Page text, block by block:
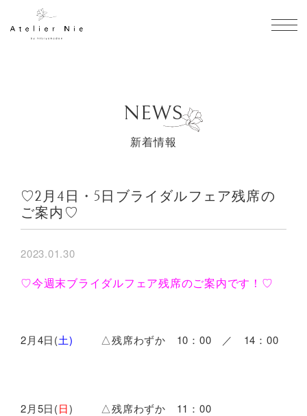
NEWS
新着情報
♡2月4日・5日ブライダルフェア残席の
ご案内♡
2023.01.30
♡今週末ブライダルフェア残席のご案内です！♡
2月4日(土) △残席わずか 10：00 ／ 14：00
2月5日(日) △残席わずか 11：00